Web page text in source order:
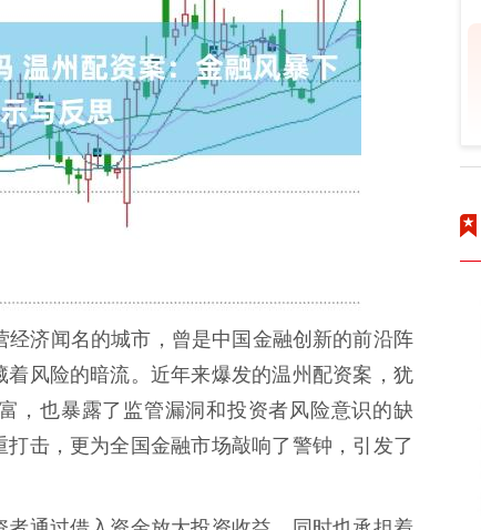
济闻名的城市，曾是中国金融创新的前沿阵
风险的暗流。近年来爆发的温州配资案，犹
，也暴露了监管漏洞和投资者风险意识的缺
击，更为全国金融市场敲响了警钟，引发了